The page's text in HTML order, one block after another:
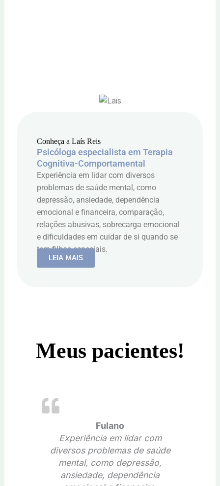
Conheça a Laís Reis
Psicóloga especialista em Terapia
Cognitiva-Comportamental
Experiência em lidar com diversos
problemas de saúde mental, como
depressão, ansiedade, dependência
emocional e financeira, comparação,
relações abusivas, sobrecarga emocional
e dificuldades em cuidar de si quando se
tem filhos especiais.
LEIA MAIS
Meus pacientes!
Fulano
Experiência em lidar com
diversos problemas de saúde
mental, como depressão,
ansiedade, dependência